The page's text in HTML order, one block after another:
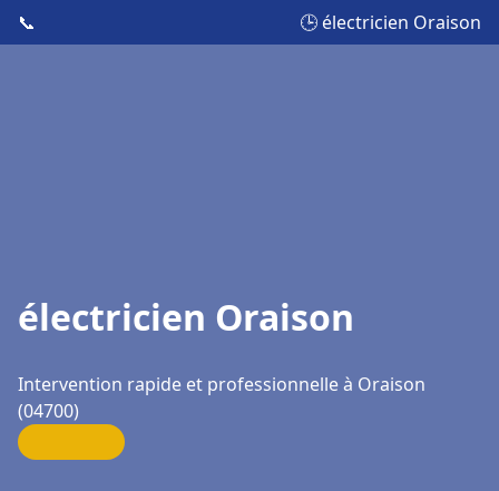
📞 🕒 électricien Oraison
électricien Oraison
Intervention rapide et professionnelle à Oraison
(04700)